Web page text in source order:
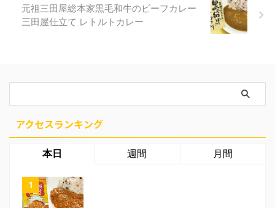
元祖三田屋総本家黒毛和牛のビーフカレー
三田屋仕立て レトルトカレー
アクセスランキング
本日 週間 月間